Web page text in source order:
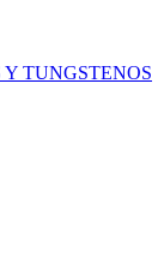
TUNGSTENOS